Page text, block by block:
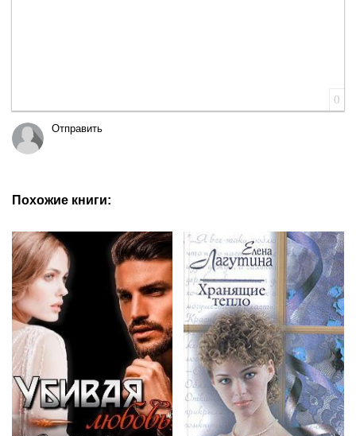
0
Отправить
Похожие книги: